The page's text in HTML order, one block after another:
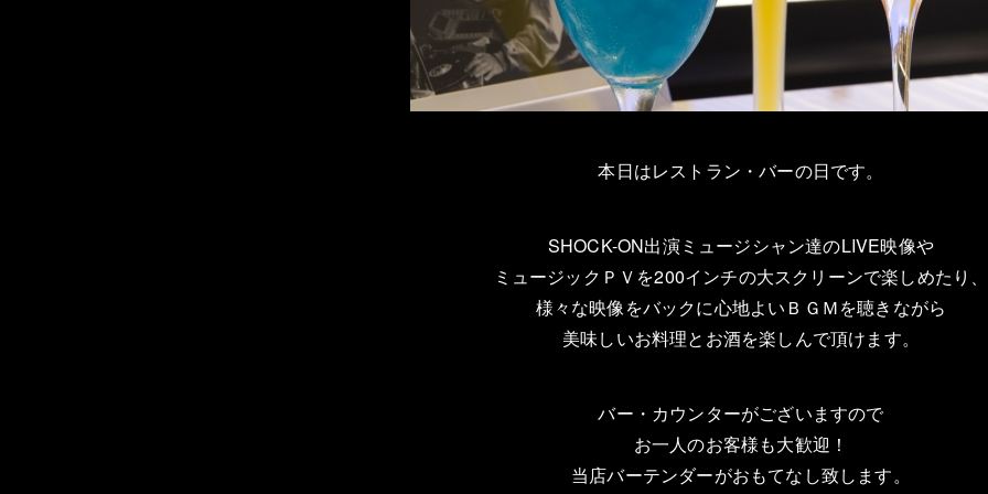
本日はレストラン・バーの日です。
SHOCK-ON出演ミュージシャン達のLIVE映像や
ミュージックＰＶを200インチの大スクリーンで楽しめたり、
様々な映像をバックに心地よいＢＧＭを聴きながら
美味しいお料理とお酒を楽しんで頂けます。
バー・カウンターがございますので
お一人のお客様も大歓迎！
当店バーテンダーがおもてなし致します。